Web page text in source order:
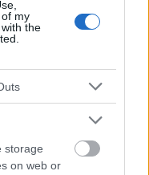
my
the
storage
on web or
sont éducatifs et
ne sont pas
Avant d'utiliser les